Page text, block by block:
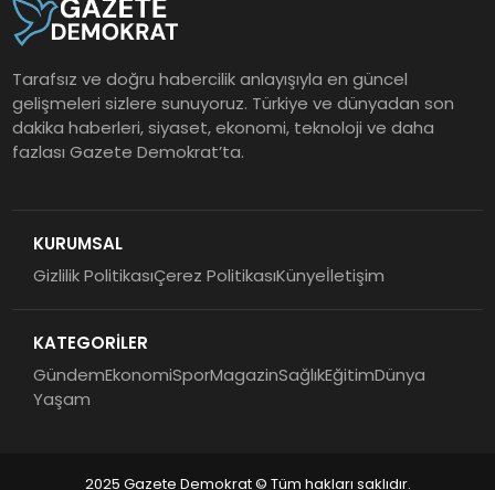
Tarafsız ve doğru habercilik anlayışıyla en güncel
gelişmeleri sizlere sunuyoruz. Türkiye ve dünyadan son
dakika haberleri, siyaset, ekonomi, teknoloji ve daha
fazlası Gazete Demokrat’ta.
KURUMSAL
Gizlilik PolitikasıÇerez PolitikasıKünyeİletişim
KATEGORİLER
GündemEkonomiSporMagazinSağlıkEğitimDünya
Yaşam
2025 Gazete Demokrat © Tüm hakları saklıdır.